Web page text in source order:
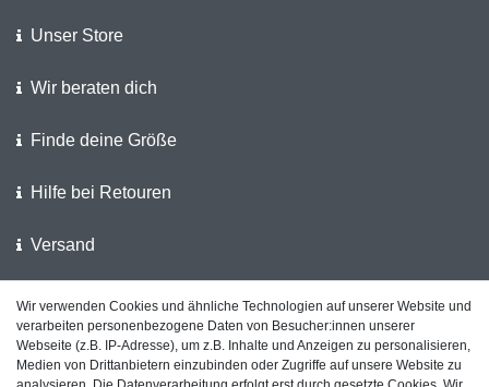
Unser Store
Wir beraten dich
Finde deine Größe
Hilfe bei Retouren
Versand
Wir unterstützen die Polizei
Kundenfeedback auf ShopVote
Wir verwenden Cookies und ähnliche Technologien auf unserer Website und
verarbeiten personenbezogene Daten von Besucher:innen unserer
Webseite (z.B. IP-Adresse), um z.B. Inhalte und Anzeigen zu personalisieren,
Medien von Drittanbietern einzubinden oder Zugriffe auf unsere Website zu